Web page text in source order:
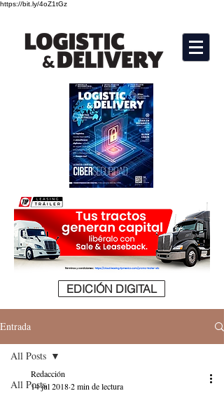
https://bit.ly/4oZ1tGz
EDICIÓN DIGITAL
Entrada
All Posts
All Posts
Redacción
14 jul 20182 min de lectura